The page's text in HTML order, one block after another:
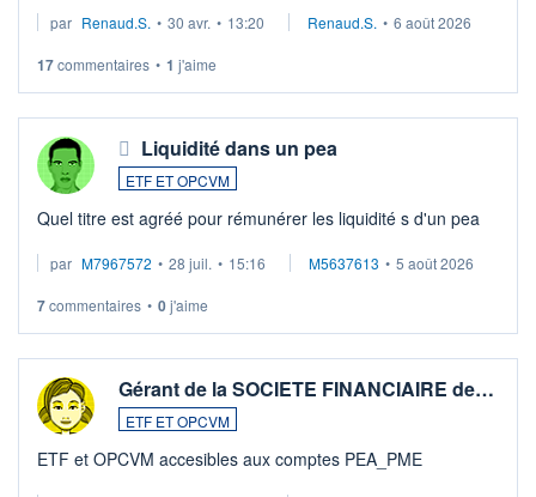
Investissement long terme tip top pour sa retraite.
par Renaud.S. • 30 avr. • 13:20 Renaud.S. • 6 août 2026
17commentaires • 1 j'aime
Liquidité dans un pea
ETF ET OPCVM
Quel titre est agréé pour rémunérer les liquidité s d'un pea
par M7967572 • 28 juil. • 15:16 M5637613 • 5 août 2026
7commentaires • 0j'aime
Gérant de la SOCIETE FINANCIAIRE de…
ETF ET OPCVM
ETF et OPCVM accesibles aux comptes PEA_PME